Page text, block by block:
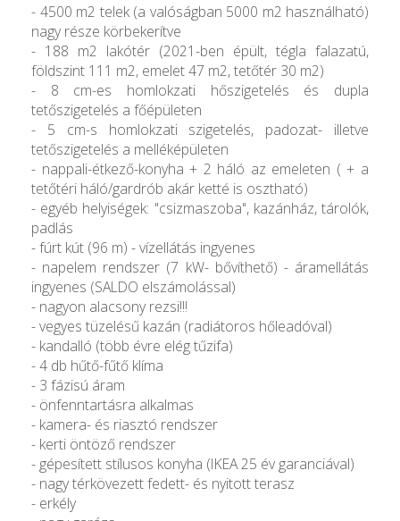
- 4500 m2 telek (a valóságban 5000 m2 használható)
nagy része körbekerítve
- 188 m2 lakótér (2021-ben épült, tégla falazatú,
földszint 111 m2, emelet 47 m2, tetőtér 30 m2)
- 8 cm-es homlokzati hőszigetelés és dupla
tetőszigetelés a főépületen
- 5 cm-s homlokzati szigetelés, padozat- illetve
tetőszigetelés a melléképületen
- nappali-étkező-konyha + 2 háló az emeleten ( + a
tetőtéri háló/gardrób akár ketté is osztható)
- egyéb helyiségek: "csizmaszoba", kazánház, tárolók,
padlás
- fúrt kút (96 m) - vízellátás ingyenes
- napelem rendszer (7 kW- bővíthető) - áramellátás
ingyenes (SALDO elszámolással)
- nagyon alacsony rezsi!!!
- vegyes tüzelésű kazán (radiátoros hőleadóval)
- kandalló (több évre elég tűzifa)
- 4 db hűtő-fűtő klíma
- 3 fázisú áram
- önfenntartásra alkalmas
- kamera- és riasztó rendszer
- kerti öntöző rendszer
- gépesített stílusos konyha (IKEA 25 év garanciával)
- nagy térkövezett fedett- és nyitott terasz
- erkély